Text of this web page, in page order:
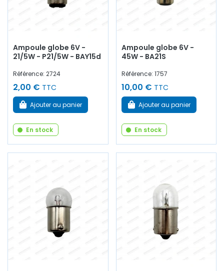
Ampoule globe 6V -
21/5W - P21/5W - BAY15d
Référence: 2724
2,00 € TTC
Ajouter au panier
En stock
Ampoule globe 6V -
45W - BA21S
Référence: 1757
10,00 € TTC
Ajouter au panier
En stock